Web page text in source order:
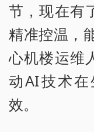
节，现在有
精准控温，
心机楼运维
动AI技术
效。